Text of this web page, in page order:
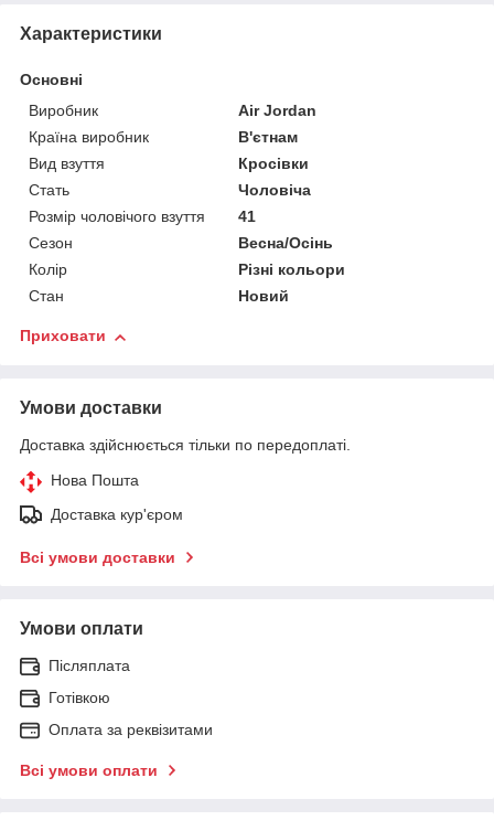
Характеристики
Основні
Виробник
Air Jordan
Країна виробник
В'єтнам
Вид взуття
Кросівки
Стать
Чоловіча
Розмір чоловічого взуття
41
Сезон
Весна/Осінь
Колір
Різні кольори
Стан
Новий
Приховати
Умови доставки
Доставка здійснюється тільки по передоплаті.
Нова Пошта
Доставка кур'єром
Всі умови доставки
Умови оплати
Післяплата
Готівкою
Оплата за реквізитами
Всі умови оплати